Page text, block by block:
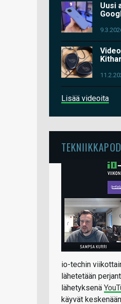
Uusi
Lisää videoita
io-techin
lähetetään
lähetyksenä
käyvät